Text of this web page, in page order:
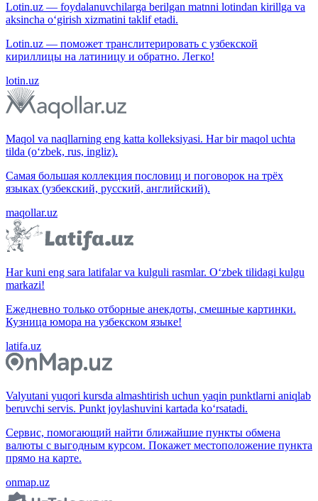
Lotin.uz — foydalanuvchilarga berilgan matnni lotindan kirillga va
aksincha o‘girish xizmatini taklif etadi.
Lotin.uz — поможет транслитерировать с узбекской
кириллицы на латиницу и обратно. Легко!
lotin.uz
Maqol va naqllarning eng katta kolleksiyasi. Har bir maqol uchta
tilda (o‘zbek, rus, ingliz).
Самая большая коллекция пословиц и поговорок на трёх
языках (узбекский, русский, английский).
maqollar.uz
Har kuni eng sara latifalar va kulguli rasmlar. O‘zbek tilidagi kulgu
markazi!
Ежедневно только отборные анекдоты, смешные картинки.
Кузница юмора на узбекском языке!
latifa.uz
Valyutani yuqori kursda almashtirish uchun yaqin punktlarni aniqlab
beruvchi servis. Punkt joylashuvini kartada ko‘rsatadi.
Сервис, помогающий найти ближайшие пункты обмена
валюты с выгодным курсом. Покажет местоположение пункта
прямо на карте.
onmap.uz